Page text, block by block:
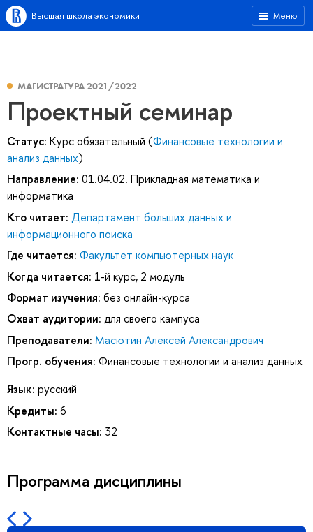
Меню
Высшая школа экономики
МАГИСТРАТУРА 2021/2022
Проектный семинар
Статус: Курс обязательный (Финансовые технологии и
анализ данных)
Направление: 01.04.02. Прикладная математика и
информатика
Кто читает: Департамент больших данных и
информационного поиска
Где читается: Факультет компьютерных наук
Когда читается: 1-й курс, 2 модуль
Формат изучения: без онлайн-курса
Охват аудитории: для своего кампуса
Преподаватели: Масютин Алексей Александрович
Прогр. обучения: Финансовые технологии и анализ данных
Язык: русский
Кредиты: 6
Контактные часы: 32
Программа дисциплины